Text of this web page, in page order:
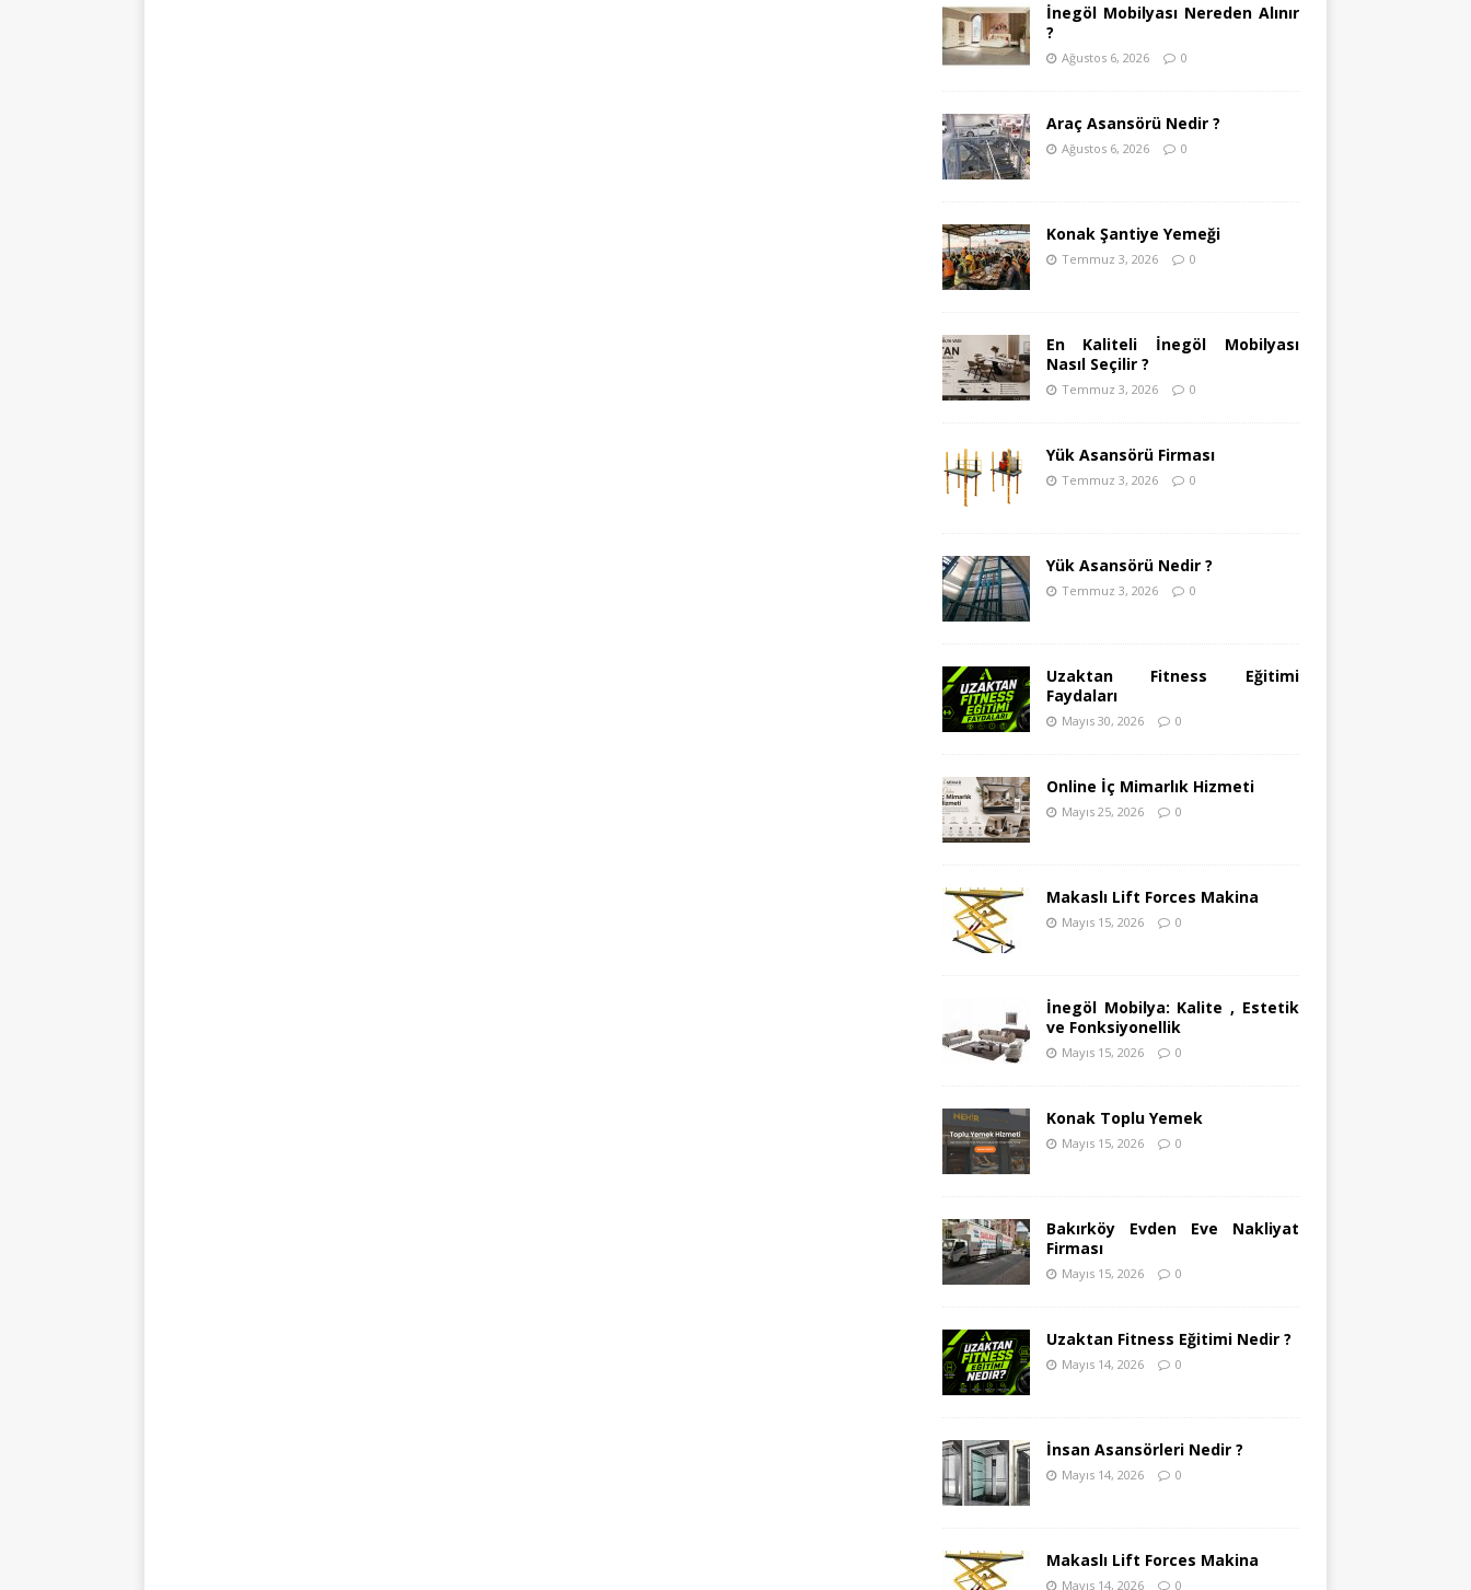
İnegöl Mobilyası Nereden Alınır
?
Ağustos 6, 2026 0
Araç Asansörü Nedir ?
Ağustos 6, 2026 0
Konak Şantiye Yemeği
Temmuz 3, 2026 0
En Kaliteli İnegöl Mobilyası
Nasıl Seçilir ?
Temmuz 3, 2026 0
Yük Asansörü Firması
Temmuz 3, 2026 0
Yük Asansörü Nedir ?
Temmuz 3, 2026 0
Uzaktan Fitness Eğitimi
Faydaları
Mayıs 30, 2026 0
Online İç Mimarlık Hizmeti
Mayıs 25, 2026 0
Makaslı Lift Forces Makina
Mayıs 15, 2026 0
İnegöl Mobilya: Kalite , Estetik
ve Fonksiyonellik
Mayıs 15, 2026 0
Konak Toplu Yemek
Mayıs 15, 2026 0
Bakırköy Evden Eve Nakliyat
Firması
Mayıs 15, 2026 0
Uzaktan Fitness Eğitimi Nedir ?
Mayıs 14, 2026 0
İnsan Asansörleri Nedir ?
Mayıs 14, 2026 0
Makaslı Lift Forces Makina
Mayıs 14, 2026 0